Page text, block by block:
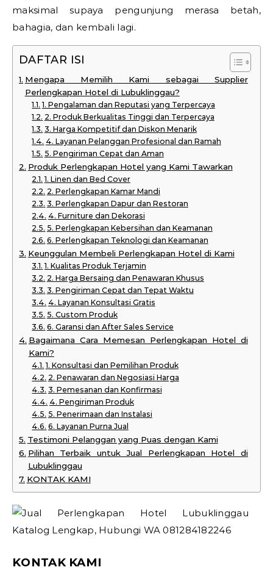
maksimal supaya pengunjung merasa betah,
bahagia, dan kembali lagi.
DAFTAR ISI
Mengapa Memilih Kami sebagai Supplier
Perlengkapan Hotel di Lubuklinggau?
1. Pengalaman dan Reputasi yang Terpercaya
2. Produk Berkualitas Tinggi dan Terpercaya
3. Harga Kompetitif dan Diskon Menarik
4. Layanan Pelanggan Profesional dan Ramah
5. Pengiriman Cepat dan Aman
Produk Perlengkapan Hotel yang Kami Tawarkan
1. Linen dan Bed Cover
2. Perlengkapan Kamar Mandi
3. Perlengkapan Dapur dan Restoran
4. Furniture dan Dekorasi
5. Perlengkapan Kebersihan dan Keamanan
6. Perlengkapan Teknologi dan Keamanan
Keunggulan Membeli Perlengkapan Hotel di Kami
1. Kualitas Produk Terjamin
2. Harga Bersaing dan Penawaran Khusus
3. Pengiriman Cepat dan Tepat Waktu
4. Layanan Konsultasi Gratis
5. Custom Produk
6. Garansi dan After Sales Service
Bagaimana Cara Memesan Perlengkapan Hotel di
Kami?
1. Konsultasi dan Pemilihan Produk
2. Penawaran dan Negosiasi Harga
3. Pemesanan dan Konfirmasi
4. Pengiriman Produk
5. Penerimaan dan Instalasi
6. Layanan Purna Jual
Testimoni Pelanggan yang Puas dengan Kami
Pilihan Terbaik untuk Jual Perlengkapan Hotel di
Lubuklinggau
KONTAK KAMI
KONTAK KAMI